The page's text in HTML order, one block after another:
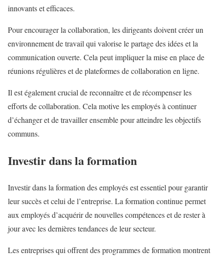
innovants et efficaces.
Pour encourager la collaboration, les dirigeants doivent créer un
environnement de travail qui valorise le partage des idées et la
communication ouverte. Cela peut impliquer la mise en place de
réunions régulières et de plateformes de collaboration en ligne.
Il est également crucial de reconnaître et de récompenser les
efforts de collaboration. Cela motive les employés à continuer
d’échanger et de travailler ensemble pour atteindre les objectifs
communs.
Investir dans la formation
Investir dans la formation des employés est essentiel pour garantir
leur succès et celui de l’entreprise. La formation continue permet
aux employés d’acquérir de nouvelles compétences et de rester à
jour avec les dernières tendances de leur secteur.
Les entreprises qui offrent des programmes de formation montrent